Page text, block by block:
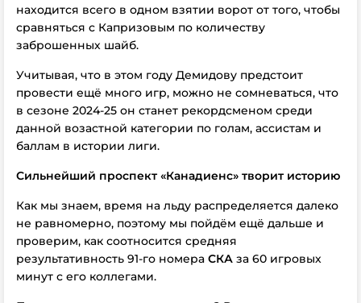
находится всего в одном взятии ворот от того, чтобы
сравняться с Капризовым по количеству
заброшенных шайб.
Учитывая, что в этом году Демидову предстоит
провести ещё много игр, можно не сомневаться, что
в сезоне 2024-25 он станет рекордсменом среди
данной возастной категории по голам, ассистам и
баллам в истории лиги.
Сильнейший проспект «Канадиенс» творит историю
Как мы знаем, время на льду распределяется далеко
не равномерно, поэтому мы пойдём ещё дальше и
проверим, как соотносится средняя
результативность 91-го номера СКА за 60 игровых
минут с его коллегами.